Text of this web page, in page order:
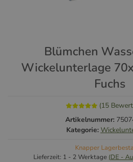
Blümchen
Wickelunterlage
Fuchs
(15
Artikelnummer:
Kategorie:
Knapper
Lieferzeit: 1 - 2 Werktage (DE -